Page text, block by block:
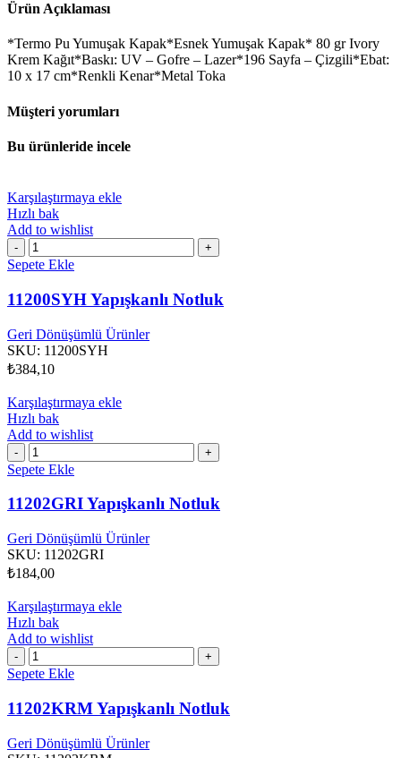
Ürün Açıklaması
*Termo Pu Yumuşak Kapak*Esnek Yumuşak Kapak* 80 gr Ivory
Krem Kağıt*Baskı: UV – Gofre – Lazer*196 Sayfa – Çizgili*Ebat:
10 x 17 cm*Renkli Kenar*Metal Toka
Müşteri yorumları
Bu ürünleride incele
Karşılaştırmaya ekle
Hızlı bak
Add to wishlist
11200SYH
Yapışkanlı
adet
Sepete Ekle
11200SYH Yapışkanlı Notluk
Geri Dönüşümlü Ürünler
SKU: 11200SYH
₺384,10
Karşılaştırmaya ekle
Hızlı bak
Add to wishlist
11202GRI
Yapışkanlı
adet
Sepete Ekle
11202GRI Yapışkanlı Notluk
Geri Dönüşümlü Ürünler
SKU: 11202GRI
₺184,00
Karşılaştırmaya ekle
Hızlı bak
Add to wishlist
11202KRM
Yapışkanlı
adet
Sepete Ekle
11202KRM Yapışkanlı Notluk
Geri Dönüşümlü Ürünler